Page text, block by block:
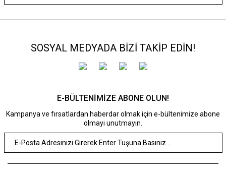
SOSYAL MEDYADA BİZİ TAKİP EDİN!
E-BÜLTENİMİZE ABONE OLUN!
Kampanya ve fırsatlardan haberdar olmak için e-bültenimize abone
olmayı unutmayın.